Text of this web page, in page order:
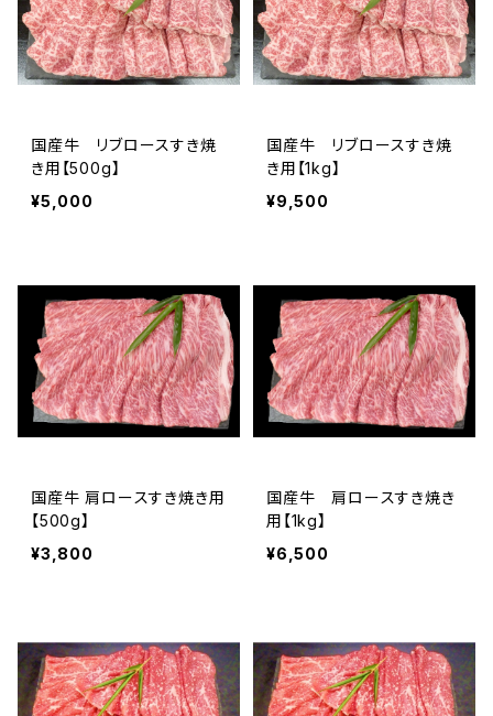
国産牛 リブロースすき焼
き用【500g】
¥5,000
国産牛 リブロースすき焼
き用【1kg】
¥9,500
国産牛 肩ロースすき焼き用
【500g】
¥3,800
国産牛 肩ロースすき焼き
用【1kg】
¥6,500